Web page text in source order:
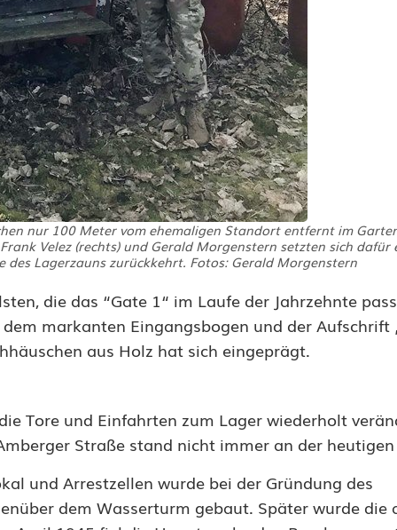
nur 100 Meter vom ehemaligen Standort entfernt im
Velez (rechts) und Gerald Morgenstern setzten sich dafür
Lagerzauns zurückkehrt. Fotos: Gerald Morgenstern
die das “Gate 1“ im Laufe der Jahrzehnte
markanten Eingangsbogen und der Aufschrift
aus Holz hat sich eingeprägt.
Tore und Einfahrten zum Lager wiederholt
Straße stand nicht immer an der
und Arrestzellen wurde bei der Gründung des
dem Wasserturm gebaut. Später wurde die